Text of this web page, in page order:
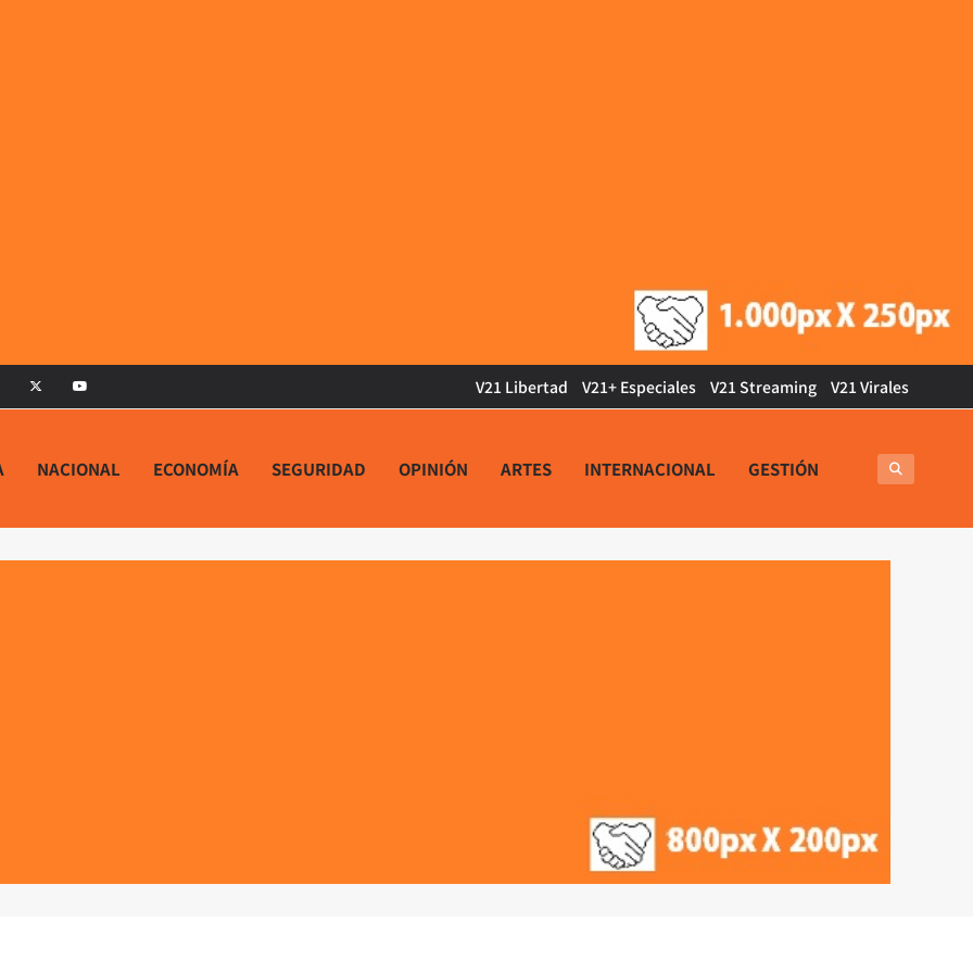
V21 Libertad V21+ Especiales V21 Streaming V21 Virales
NACIONAL ECONOMÍA SEGURIDAD OPINIÓN ARTES INTERNACIONAL GESTIÓN